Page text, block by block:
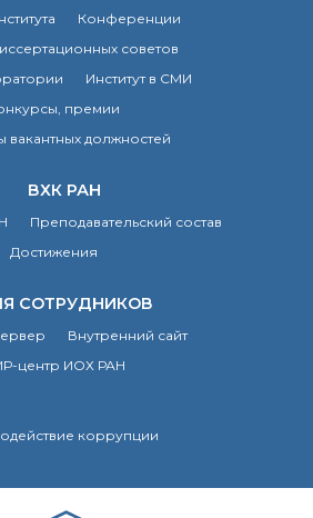
Конференции
советов
Институт в СМИ
премии
вакантных должностей
ВХК РАН
Преподавательский состав
Достижения
СОТРУДНИКОВ
Внутренний сайт
центр ИОХ РАН
коррупции